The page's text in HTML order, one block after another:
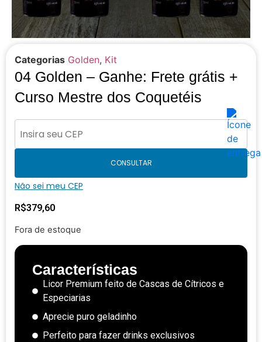
Categorias Golden, Kit
04 Golden – Ganhe: Frete grátis +
Curso Mestre dos Coquetéis
CONSULTAR
Não sei meu CEP
R$379,60
Fora de estoque
Características
Licor Premium feito de Cascas de Cítricos e
Especiarias
Aprecie puro geladinho
Perfeito para fazer drinks exclusivos